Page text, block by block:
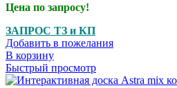
Цена по запросу!
ЗАПРОС ТЗ и КП
Добавить в пожелания
В корзину
Быстрый просмотр